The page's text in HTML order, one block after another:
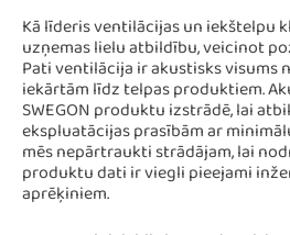
Kā līderis ventilācijas un iekštelpu
uzņemas lielu atbildību, veicinot
Pati ventilācija ir akustisks visums
iekārtām līdz telpas produktiem.
SWEGON produktu izstrādē, lai
ekspluatācijas prasībām ar
mēs nepārtraukti strādājam, lai
produktu dati ir viegli pieejami
aprēķiniem.